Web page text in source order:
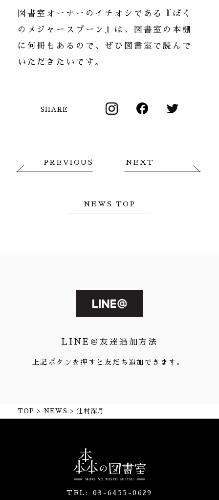
図書室オーナーのイチオシである『ぼく
のメジャースプーン』は、図書室の本棚
に何冊もあるので、ぜひ図書室で読んで
いただきたいです。
SHARE
PREVIOUS
NEWS TOP
NEXT
LINE＠友達追加方法
上記ボタンを押すと友だち追加できます。
TOP NEWS 辻村深月
TEL: 03-6455-0629